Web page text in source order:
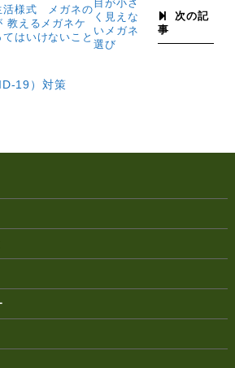
活様式 メガネの
教えるメガネケ
てはいけないこと
次の記
事
目が小さ
く見えな
いメガネ
選び
19）対策